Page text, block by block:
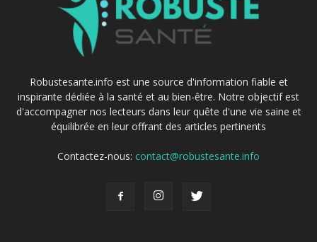
Robustesante.info est une source d'information fiable et
inspirante dédiée à la santé et au bien-être. Notre objectif est
d'accompagner nos lecteurs dans leur quête d'une vie saine et
équilibrée en leur offrant des articles pertinents
Contactez-nous: contact@robustesante.info